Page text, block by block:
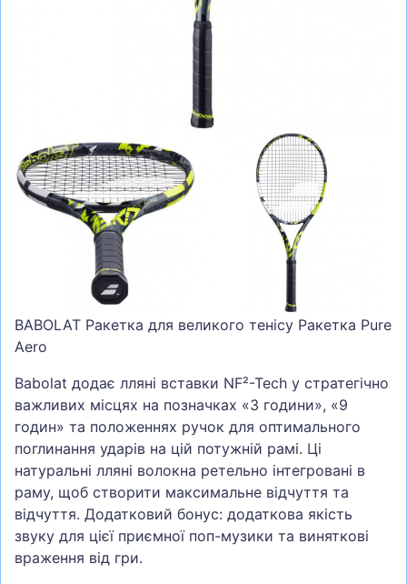
ВОДНІ ВИДИ СПОРТУ
ТУРИЗМ
BABOLAT Ракетка для великого тенісу Ракетка Pure
Aero
Babolat додає лляні вставки NF²-Tech у стратегічно
важливих місцях на позначках «3 години», «9
годин» та положеннях ручок для оптимального
поглинання ударів на цій потужній рамі. Ці
натуральні лляні волокна ретельно інтегровані в
раму, щоб створити максимальне відчуття та
відчуття. Додатковий бонус: додаткова якість
звуку для цієї приємної поп-музики та виняткові
враження від гри.